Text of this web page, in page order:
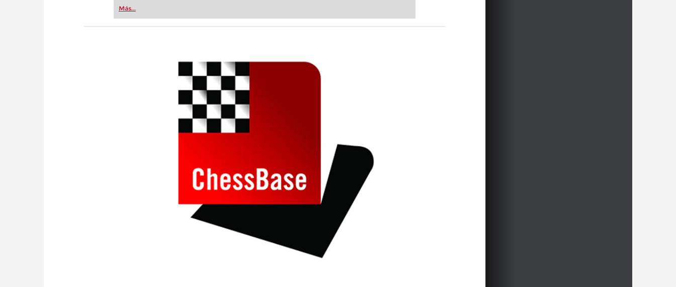
Whether you’re taking your first steps into the world of club chess,
more efficiently, intelligently and with a more personalised
Más...